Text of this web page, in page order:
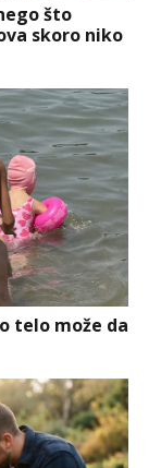
što
skoro niko
telo može da